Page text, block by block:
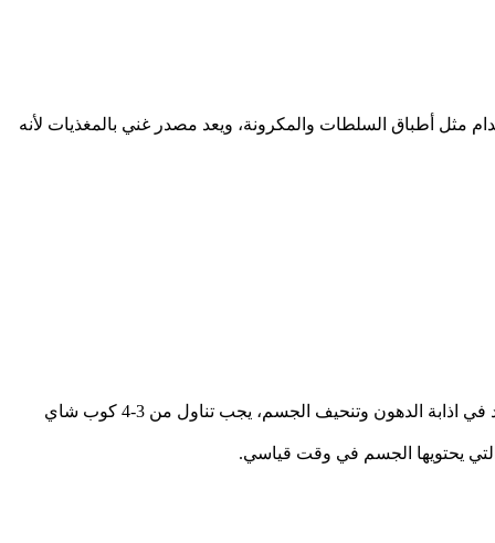
مثل أطباق السلطات والمكرونة، ويعد مصدر غني بالمغذيات لأنه
يمكنك احضار أكياس شاي الشمر، وقم بوضعه في كوب ماء مغلي واتركه حتى يبرد، ويفضل تناول الشاي على الريق في الصباح يساعد في اذابة الدهون وتنحيف الجسم، يجب تناول من 3-4 كوب شاي
يحتويها الجسم في وقت قياسي.